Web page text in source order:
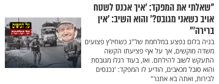
"שאלתי את המפקד: ’איך אכנס לשטח
אויב כשאני מגובס?’ והוא השיב: ’אין
ברירה’"
בניה בלום נפצע במלחמת של"ג כשחילץ פצועים
משדה מוקשים, אך על אף פציעתו הקשה
התעקש לשוב להילחם. ואז, בעוד רגלו מגובסת
והוא סובל מכאבים, הודיע לו המפקד: 'נכנסים
לבירות, ואתה בא אתנו'"